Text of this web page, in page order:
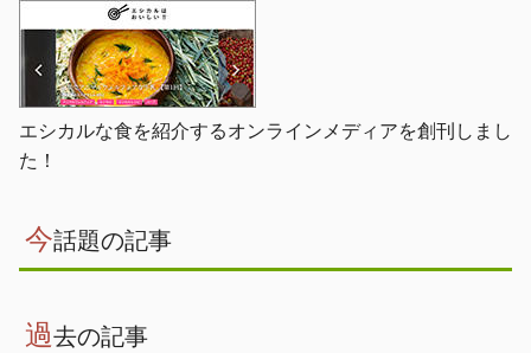
エシカルな食を紹介するオンラインメディアを創刊しまし
た！
今話題の記事
過去の記事